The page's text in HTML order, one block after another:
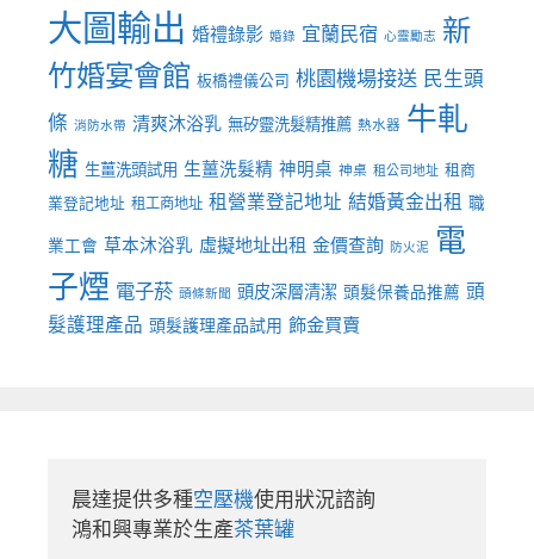
大圖輸出 婚禮錄影 婚錄 宜蘭民宿 心靈勵志 新
竹婚宴會館 板橋禮儀公司 桃園機場接送 民生頭
條 消防水帶 清爽沐浴乳 無矽靈洗髮精推薦 熱水器 牛軋
糖 生薑洗頭試用 生薑洗髮精 神明桌 神桌 租公司地址 租商
業登記地址 租工商地址 租營業登記地址 結婚黃金出租 職
業工會 草本沐浴乳 虛擬地址出租 金價查詢 防火泥 電
子煙 電子菸 頭條新聞 頭皮深層清潔 頭髮保養品推薦 頭
髮護理產品 頭髮護理產品試用 飾金買賣
晨達提供多種空壓機使用狀況諮詢
鴻和興專業於生產茶葉罐